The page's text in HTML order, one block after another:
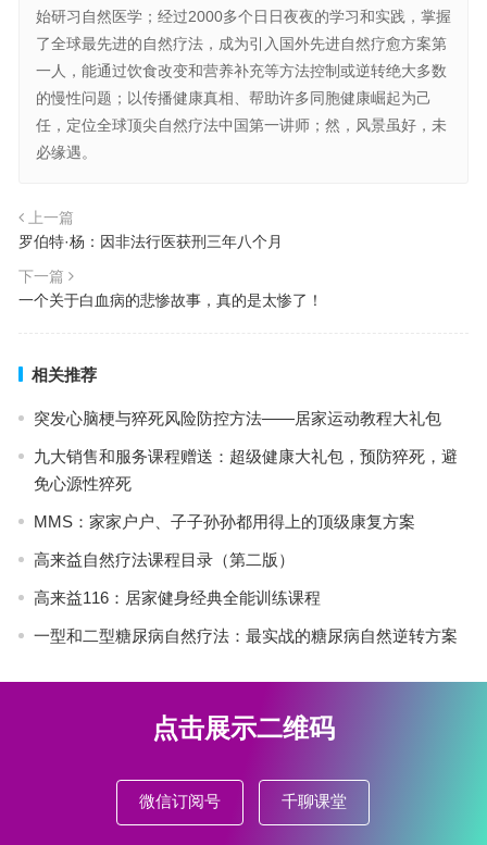
始研习自然医学；经过2000多个日日夜夜的学习和实践，掌握
了全球最先进的自然疗法，成为引入国外先进自然疗愈方案第
一人，能通过饮食改变和营养补充等方法控制或逆转绝大多数
的慢性问题；以传播健康真相、帮助许多同胞健康崛起为己
任，定位全球顶尖自然疗法中国第一讲师；然，风景虽好，未
必缘遇。
上一篇
罗伯特·杨：因非法行医获刑三年八个月
下一篇
一个关于白血病的悲惨故事，真的是太惨了！
相关推荐
突发心脑梗与猝死风险防控方法——居家运动教程大礼包
九大销售和服务课程赠送：超级健康大礼包，预防猝死，避
免心源性猝死
MMS：家家户户、子子孙孙都用得上的顶级康复方案
高来益自然疗法课程目录（第二版）
高来益116：居家健身经典全能训练课程
一型和二型糖尿病自然疗法：最实战的糖尿病自然逆转方案
点击展示二维码
微信订阅号 千聊课堂